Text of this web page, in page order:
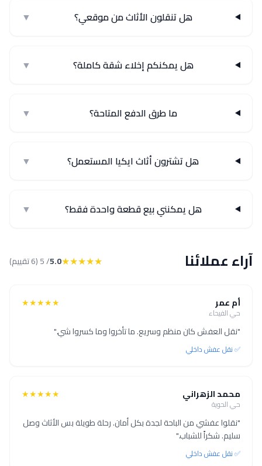
هل تنقلون الأثاث من موقعي؟ ▼
هل يمكنكم إخلاء شقة كاملة؟ ▼
ما طرق الدفع المتاحة؟ ▼
هل تشترون أثاث ايكيا المستعمل؟ ▼
هل يمكنني بيع قطعة واحدة فقط؟ ▼
آراء عملائنا ★★★★★
5.0/ 5 (6 تقييم)
أم عمر
حي الفيحاء
★★★★★
"نقل العفش كان منظم وسريع. ما تأخروا وما كسروا شي."
✅ نقل عفش داخلي
محمد الزهراني
حي الحوية
★★★★★
"نقلوا عفشي من الباحة لجدة بكل أمان. رحلة طويلة بس الأثاث وصل
سليم. شكراً للشباب."
✅ نقل عفش داخلي